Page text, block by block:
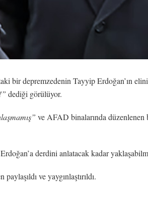
bir depremzedenin Tayyip Erdoğan’ın
dediği görülüyor.
ve AFAD binalarında düzenlenen
derdini anlatacak kadar
ve yaygınlaştırıldı.